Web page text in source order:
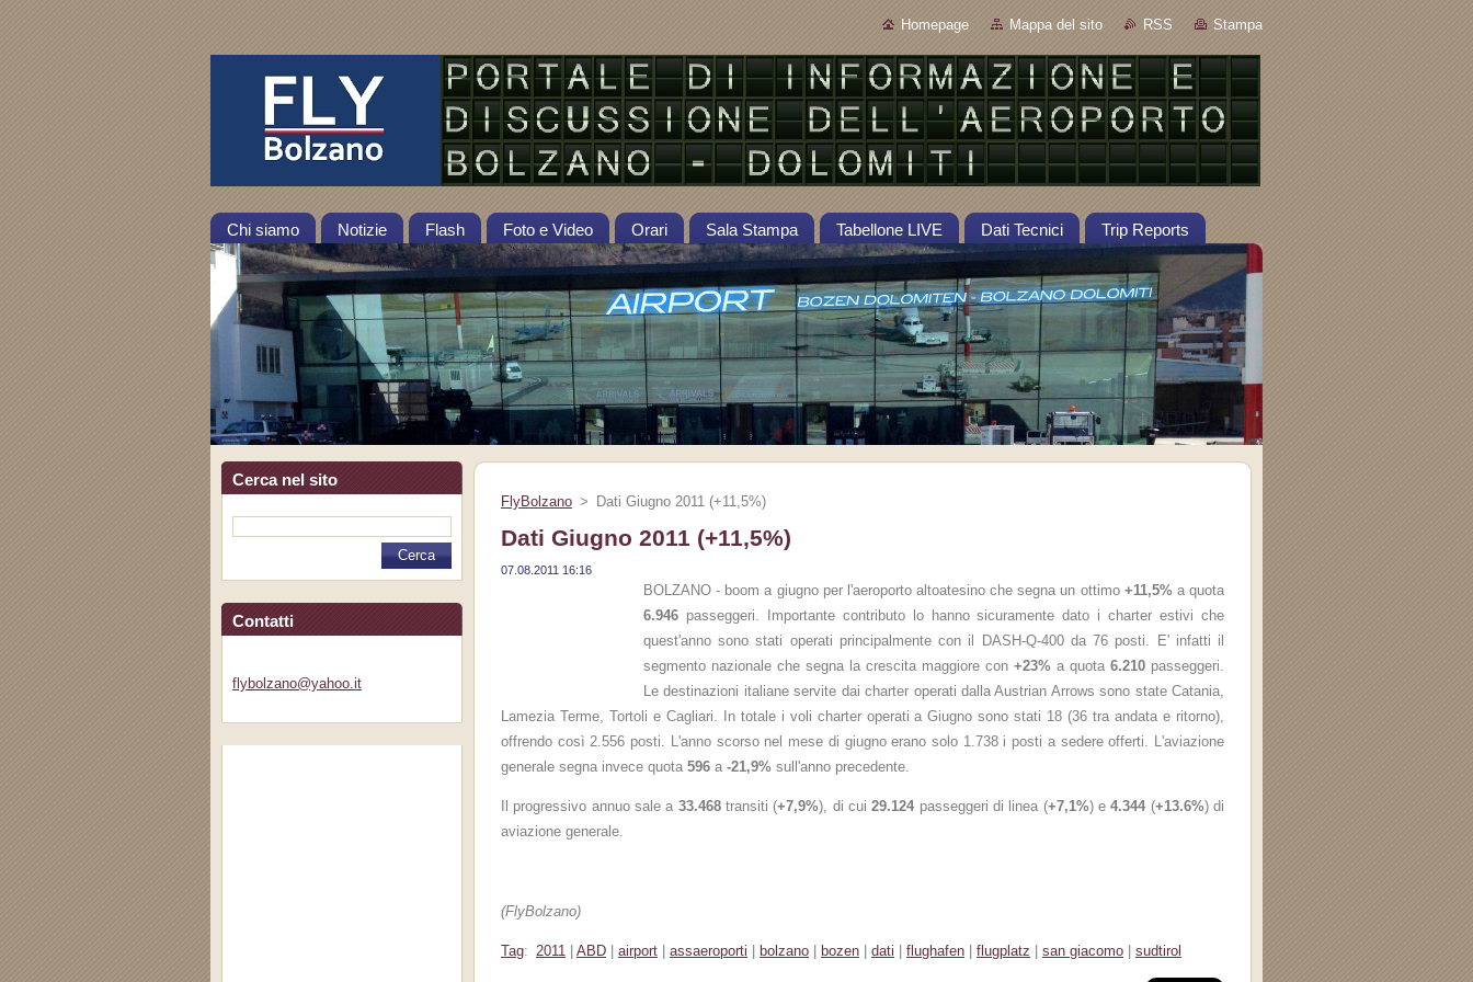
Homepage Mappa del sito RSS Stampa
Chi siamo Notizie Flash Foto e Video Orari Sala Stampa Tabellone LIVE Dati Tecnici Trip Reports
Cerca nel sito
Contatti
flybolzano@yahoo.it
FlyBolzano > Dati Giugno 2011 (+11,5%)
Dati Giugno 2011 (+11,5%)
07.08.2011 16:16
BOLZANO - boom a giugno per l'aeroporto altoatesino che segna un ottimo +11,5%a quota
6.946 passeggeri. Importante contributo lo hanno sicuramente dato i charter estivi che
quest'anno sono stati operati principalmente con il DASH-Q-400 da 76 posti. E' infatti il
segmento nazionale che segna la crescita maggiore con +23% a quota 6.210 passeggeri.
Le destinazioni italiane servite dai charter operati dalla Austrian Arrows sono state Catania,
Lamezia Terme, Tortoli e Cagliari. In totale i voli charter operati a Giugno sono stati 18 (36 tra andata e ritorno),
offrendo così 2.556 posti. L'anno scorso nel mese di giugno erano solo 1.738 i posti a sedere offerti. L'aviazione
generale segna invece quota 596 a -21,9% sull'anno precedente.
Il progressivo annuo sale a 33.468transiti (+7,9%), di cui29.124 passeggeri di linea (+7,1%) e4.344 (+13.6%) di
aviazione generale.
(FlyBolzano)
Tag: 2011 ABD airport assaeroporti bolzano bozen dati flughafen flugplatz san giacomo sudtirol